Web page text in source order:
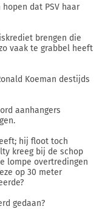
dat PSV haar
brengen die
vaak te grabbel heeft
Koeman destijds
aanhangers
hij floot toch
kreeg bij de schop
lompe overtredingen
op 30 meter
gedaan?